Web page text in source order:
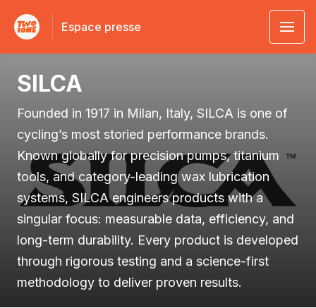
Espace presse
SILCA
Founded in 1917 in Milan, Italy, SILCA is one of
cycling’s most storied performance brands.
Known globally for precision pumps, titanium
tools, and category-leading wax lubrication
systems, SILCA engineers products with a
singular focus: measurable data, efficiency, and
long-term durability. Every product is developed
through rigorous testing and a science-first
methodology to deliver proven results.